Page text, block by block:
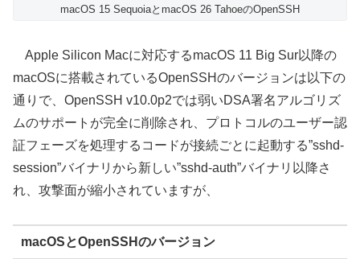
macOS 15 SequoiaとmacOS 26 TahoeのOpenSSH
Apple Silicon Macに対応するmacOS 11 Big Sur以降の
macOSに搭載されているOpenSSHのバージョンは以下の
通りで、OpenSSH v10.0p2では弱いDSA署名アルゴリズ
ムのサポートが完全に削除され、プロトコルのユーザー認
証フェーズを処理するコードが接続ごとに起動する”sshd-
session”バイナリから新しい”sshd-auth”バイナリ以降さ
れ、攻撃面が縮小されていますが、
macOSとOpenSSHのバージョン